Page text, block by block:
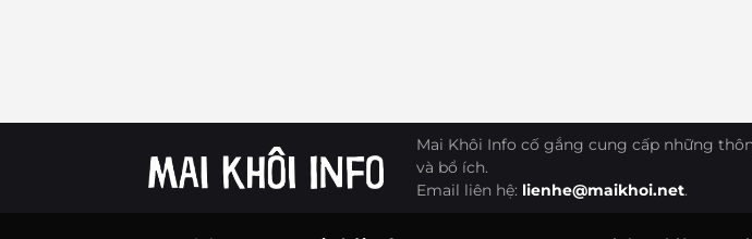
Mai Khôi Info cố gắng cung cấp những
và bổ ích.
Email liên hệ: lienhe@maikhoi.net.